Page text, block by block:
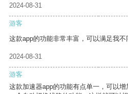
2024-08-31
游客
这款app的功能非常丰富，可以满足我不
2024-08-31
游客
这款加速器app的功能有点单一，可以